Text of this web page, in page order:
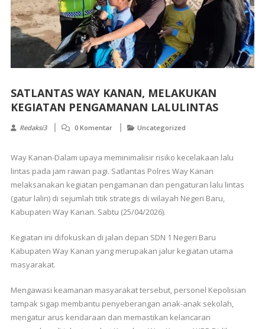
SATLANTAS WAY KANAN, MELAKUKAN
KEGIATAN PENGAMANAN LALULINTAS
Redaksi3 0 Komentar Uncategorized
Way Kanan-Dalam upaya meminimalisir risiko kecelakaan lalu
lintas pada jam rawan pagi. Satlantas Polres Way Kanan
melaksanakan kegiatan pengamanan dan pengaturan lalu lintas
(gatur lalin) di sejumlah titik strategis di wilayah Negeri Baru,
Kabupaten Way Kanan. Sabtu (25/04/2026).
Kegiatan ini difokuskan di jalan depan SDN 1 Negeri Baru
Kabupaten Way Kanan yang merupakan jalur kegiatan utama
masyarakat.
Mengawasi keamanan masyarakat tersebut, personel Kepolisian
tampak sigap membantu penyeberangan anak-anak sekolah,
mengatur arus kendaraan dan memastikan kelancaran